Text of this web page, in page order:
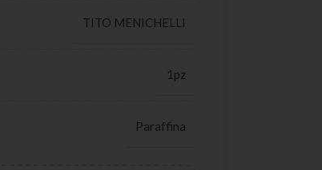
TITO MENICHELLI
1pz
Paraffina